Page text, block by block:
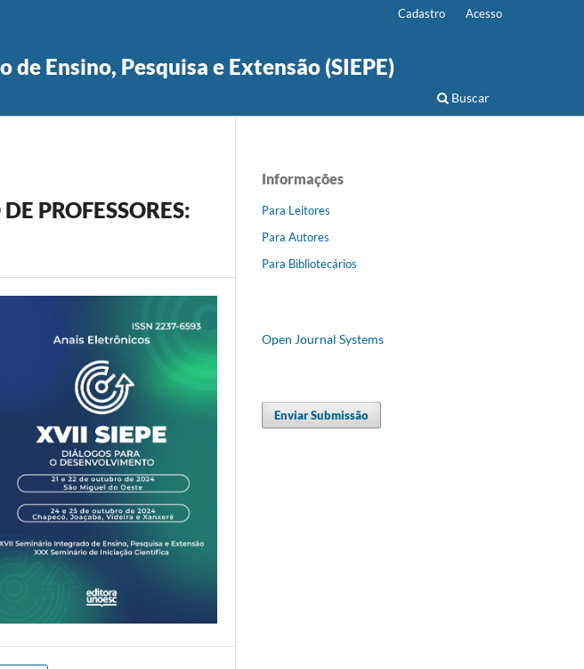
Ensino, Pesquisa e Extensão (SIEPE)
Buscar
Cadastro Acesso
PROFESSORES:
Informações
Para Leitores
Para Autores
Para Bibliotecários
Open Journal Systems
Enviar Submissão